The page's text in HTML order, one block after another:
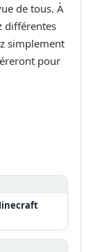
de tous. À
différentes
simplement
pour